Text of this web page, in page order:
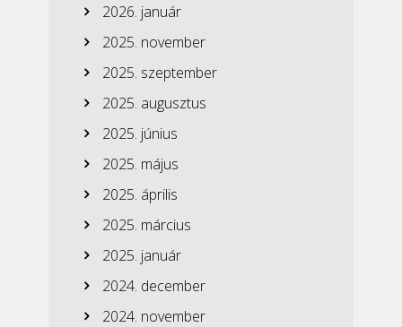
2026. január
2025. november
2025. szeptember
2025. augusztus
2025. június
2025. május
2025. április
2025. március
2025. január
2024. december
2024. november